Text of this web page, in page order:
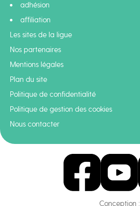
adhésion
affiliation
Les sites de la ligue
Nos partenaires
Mentions légales
Plan du site
Politique de confidentialité
Politique de gestion des cookies
Nous contacter
Conception :